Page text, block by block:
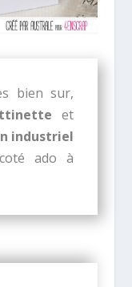
bien sur,
et
industriel
ado à